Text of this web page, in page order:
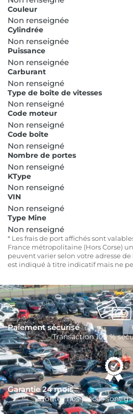
Couleur
Non renseignée
Cylindrée
Non renseignée
Puissance
Non renseignée
Carburant
Non renseigné
Type de boîte de vitesses
Non renseigné
Code moteur
Non renseigné
Code boîte
Non renseigné
Nombre de portes
Non renseigné
KType
Non renseigné
VIN
Non renseigné
Type Mine
Non renseigné
* Les frais de port affichés sont
France métropolitaine (Hors Corse)
peuvent varier selon votre adresse
est indiqué à titre indicatif mais ne
Paiement sécurisé
Transaction 100 %
Garantie 24 mois
Toutes nos pièces sont